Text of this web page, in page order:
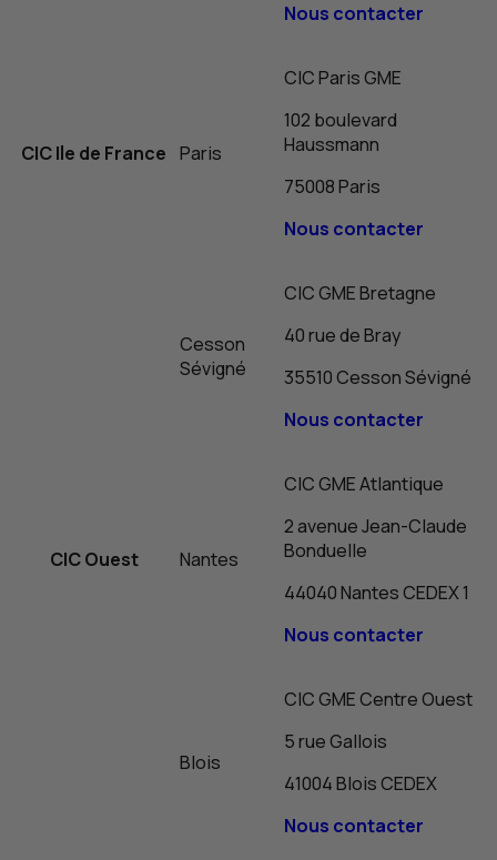
Nous contacter
CICIle de France Paris
CICParisGME
102 boulevard
Haussmann
75008 Paris
Nous contacter
CICOuest
Cesson
Sévigné
CICGMEBretagne
40 rue de Bray
35510 Cesson Sévigné
Nous contacter
Nantes
CICGMEAtlantique
2 avenue Jean-Claude
Bonduelle
44040 Nantes CEDEX 1
Nous contacter
Blois
CICGMECentre Ouest
5 rue Gallois
41004 Blois CEDEX
Nous contacter